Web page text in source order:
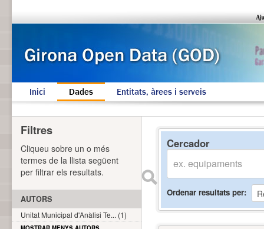
Inici Dades Entitats, àrees i serveis
Cercador
Ordenar resultats per
Filtres
Cliqueu sobre un o més
termes de la llista següent
per filtrar els resultats.
AUTORS
Unitat Municipal d'Anàlisi Te... (1)